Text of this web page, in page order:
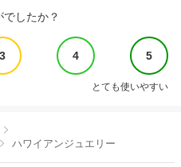
したか？
3 4 5
とても使いやすい
ハワイアンジュエリー